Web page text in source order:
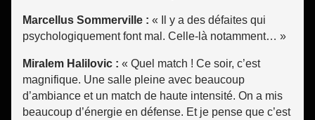
Marcellus Sommerville : « Il y a des défaites qui
psychologiquement font mal. Celle-là notamment… »
Miralem Halilovic : « Quel match ! Ce soir, c’est
magnifique. Une salle pleine avec beaucoup
d’ambiance et un match de haute intensité. On a mis
beaucoup d’énergie en défense. Et je pense que c’est